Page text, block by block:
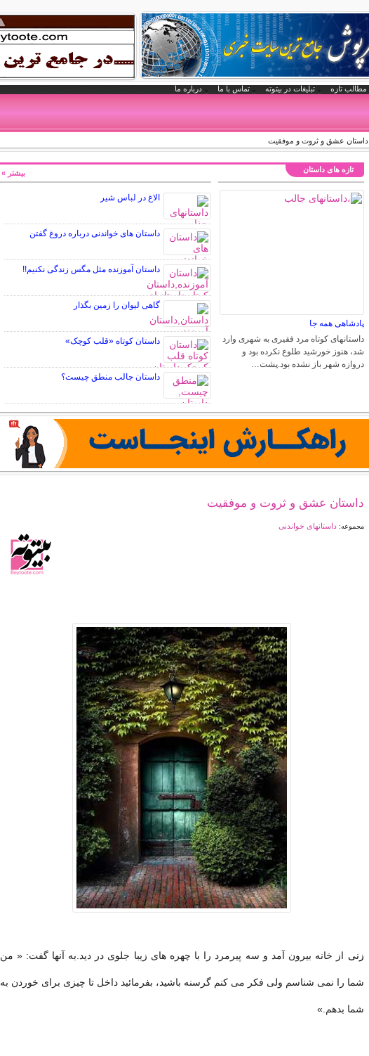
مطالب تازه تبلیغات در بیتوته تماس با ما درباره ما
داستان عشق و ثروت و موفقیت
تازه های داستان
پادشاهی همه جا
داستانهای کوتاه مرد فقیری به شهری وارد
شد، هنوز خورشید طلوع نکرده بود و
دروازه شهر باز نشده بود.پشت…
الاغ در لباس شیر
داستان های خواندنی درباره دروغ گفتن
داستان آموزنده مثل مگس زندگی نکنیم!!
گاهی ليوان را زمين بگذار
داستان کوتاه «قلب کوچک»
داستان جالب منطق چیست؟
بیشتر »
داستان عشق و ثروت و موفقیت
مجموعه:داستانهای خواندنی
زنی از خانه بیرون آمد و سه پیرمرد را با چهره های زیبا جلوی در دید.به آنها گفت: « من
شما را نمی شناسم ولی فکر می کنم گرسنه باشید، بفرمائید داخل تا چیزی برای خوردن به
شما بدهم.»